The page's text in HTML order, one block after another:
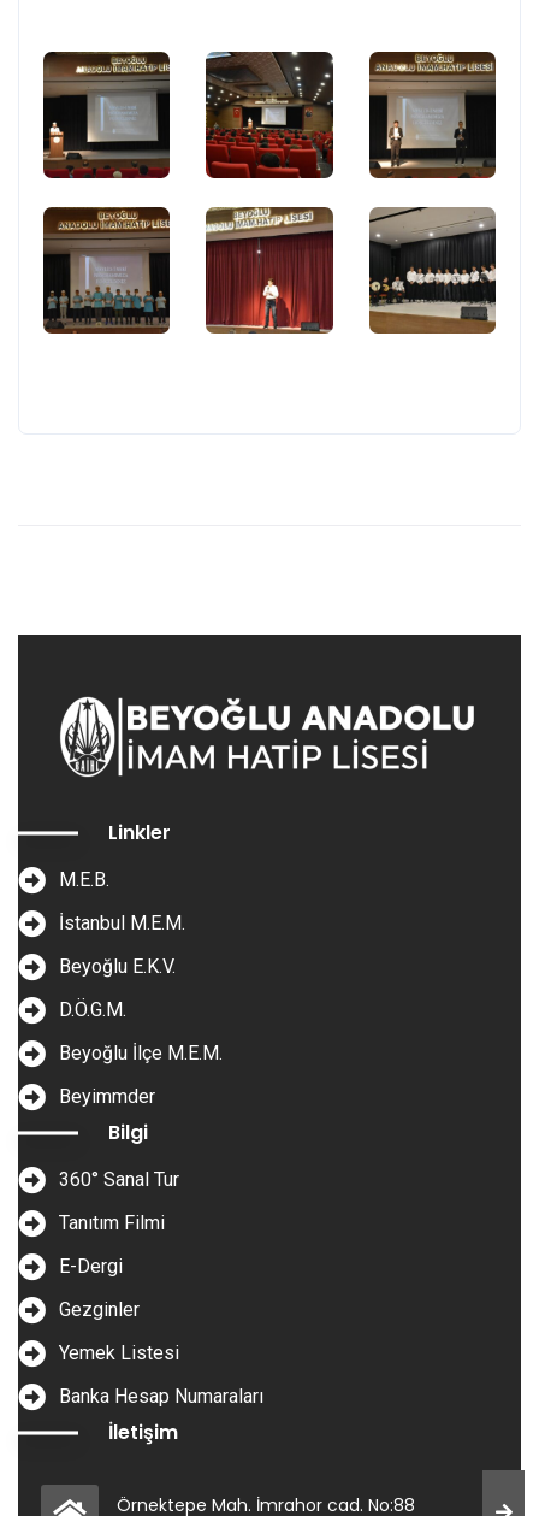
Linkler
M.E.B.
İstanbul M.E.M.
Beyoğlu E.K.V.
D.Ö.G.M.
Beyoğlu İlçe M.E.M.
Beyimmder
Bilgi
360° Sanal Tur
Tanıtım Filmi
E-Dergi
Gezginler
Yemek Listesi
Banka Hesap Numaraları
İletişim
Örnektepe Mah. İmrahor cad. No:88